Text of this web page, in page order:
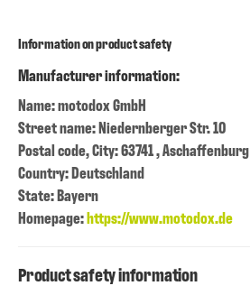
Information on product safety
Manufacturer information:
Name: motodox GmbH
Street name: Niedernberger Str. 10
Postal code, City: 63741 , Aschaffenburg
Country: Deutschland
State: Bayern
Homepage:https://www.motodox.de
Product safety information